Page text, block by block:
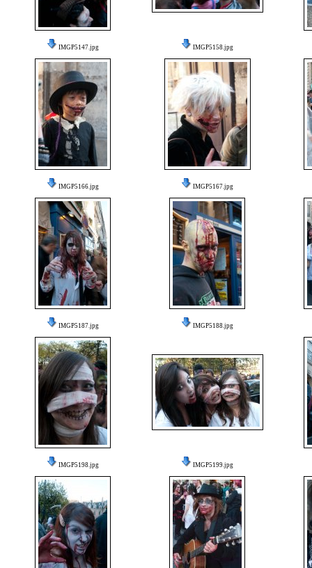
IMGP5147.jpg IMGP5158.jpg
IMGP5166.jpg IMGP5167.jpg
IMGP5187.jpg IMGP5188.jpg
IMGP5198.jpg IMGP5199.jpg